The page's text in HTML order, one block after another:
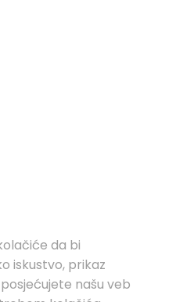
da bi
iskustvo, prikaz
našu veb